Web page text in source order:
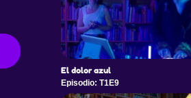
El dolor azul
Episodio: T1E9